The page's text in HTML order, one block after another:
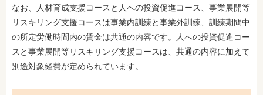
なお、人材育成支援コースと人への投資促進コース、事業展開等
リスキリング支援コースは事業内訓練と事業外訓練、訓練期間中
の所定労働時間内の賃金は共通の内容です。人への投資促進コー
スと事業展開等リスキリング支援コースは、共通の内容に加えて
別途対象経費が定められています。